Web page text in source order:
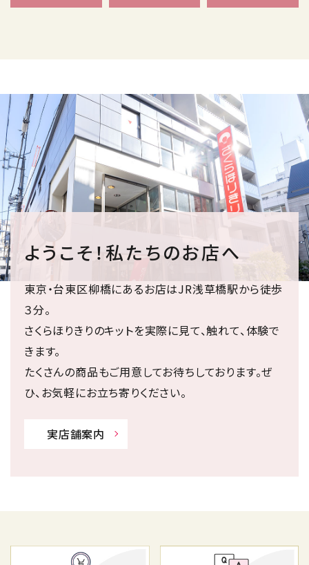
ようこそ！私たちのお店へ
東京・台東区柳橋にあるお店はJR浅草橋駅から徒歩
３分。
さくらほりきりのキットを実際に見て、触れて、体験で
きます。
たくさんの商品もご用意してお待ちしております。ぜ
ひ、お気軽にお立ち寄りください。
実店舗案内